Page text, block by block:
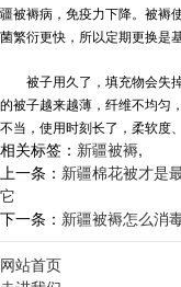
疆被褥病，免疫力下降。被褥
菌繁衍更快，所以定期更换是
被子用久了，填充物会失掉
的被子越来越薄，纤维不均匀
不当，使用时刻长了，柔软度
相关标签： 新疆被褥,
上一条： 新疆棉花被才是
它
下一条： 新疆被褥怎么消
网站首页